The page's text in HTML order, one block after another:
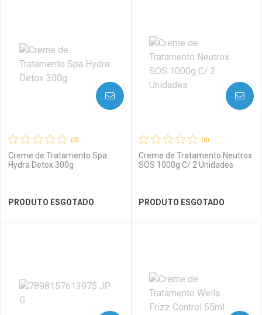
Laboratório
Ver Desconto Convênio
Por Menos Laboratório
Ver Desconto Convênio
Por Menos
(0)
Creme de Tratamento Spa
Hydra Detox 300g
PRODUTO ESGOTADO
AVISE-ME
(0)
Creme de Tratamento Neutrox
SOS 1000g C/ 2 Unidades
PRODUTO ESGOTADO
AVISE-ME
Laboratório
Por Menos